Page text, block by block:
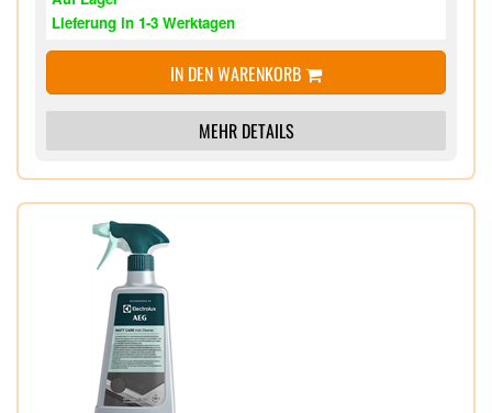
Lieferung in 1-3 Werktagen
IN DEN WARENKORB
MEHR DETAILS